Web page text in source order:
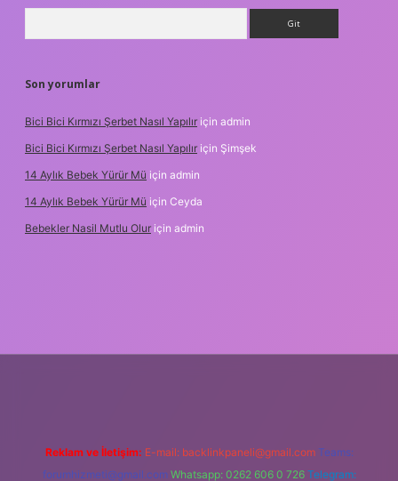
Son yorumlar
Bici Bici Kırmızı Şerbet Nasıl Yapılır için admin
Bici Bici Kırmızı Şerbet Nasıl Yapılır için Şimşek
14 Aylık Bebek Yürür Mü için admin
14 Aylık Bebek Yürür Mü için Ceyda
Bebekler Nasil Mutlu Olur için admin
Reklam ve İletişim: E-mail: backlinkpaneli@gmail.com Teams:
forumhizmeti@gmail.com Whatsapp: 0262 606 0 726 Telegram: